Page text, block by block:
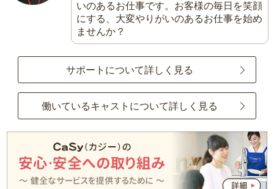
いのあるお仕事です。お客様の毎日を笑顔
にする、大変やりがいのあるお仕事を始め
ませんか？
サポートについて詳しく見る
働いているキャストについて詳しく見る